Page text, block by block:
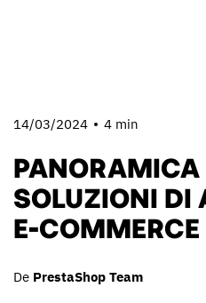
14/03/2024 4 min
PANORAMICA
SOLUZIONI DI
E-COMMERCE
De PrestaShop Team